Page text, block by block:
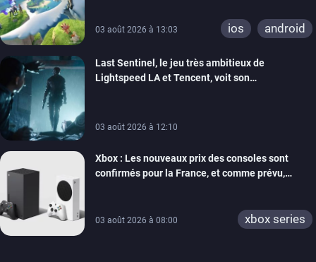
03 août 2026 à 13:03 ios android
Last Sentinel, le jeu très ambitieux de
Lightspeed LA et Tencent, voit son
03 août 2026 à 12:10
Xbox : Les nouveaux prix des consoles sont
confirmés pour la France, et comme prévu,
03 août 2026 à 08:00 xbox series